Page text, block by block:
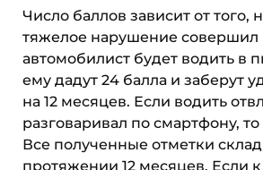
Число баллов зависит от того,
тяжелое нарушение совершил
автомобилист будет водить в
ему дадут 24 балла и заберут
на 12 месяцев. Если водить
разговаривал по смартфону, то
Все полученные отметки
протяжении 12 месяцев. Если